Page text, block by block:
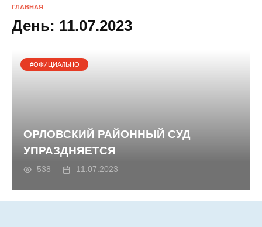
ГЛАВНАЯ
День: 11.07.2023
#ОФИЦИАЛЬНО
ОРЛОВСКИЙ РАЙОННЫЙ СУД
УПРАЗДНЯЕТСЯ
538 11.07.2023